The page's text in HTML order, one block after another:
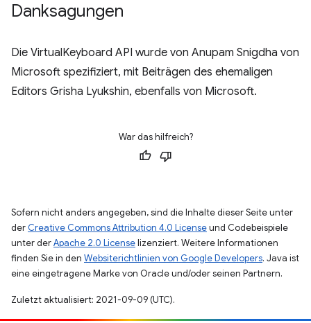
Danksagungen
Die VirtualKeyboard API wurde von Anupam Snigdha von
Microsoft spezifiziert, mit Beiträgen des ehemaligen
Editors Grisha Lyukshin, ebenfalls von Microsoft.
War das hilfreich?
Sofern nicht anders angegeben, sind die Inhalte dieser Seite unter
der Creative Commons Attribution 4.0 Licenseund Codebeispiele
unter derApache 2.0 Licenselizenziert. Weitere Informationen
finden Sie in den Websiterichtlinien von Google Developers. Java ist
eine eingetragene Marke von Oracle und/oder seinen Partnern.
Zuletzt aktualisiert: 2021-09-09 (UTC).